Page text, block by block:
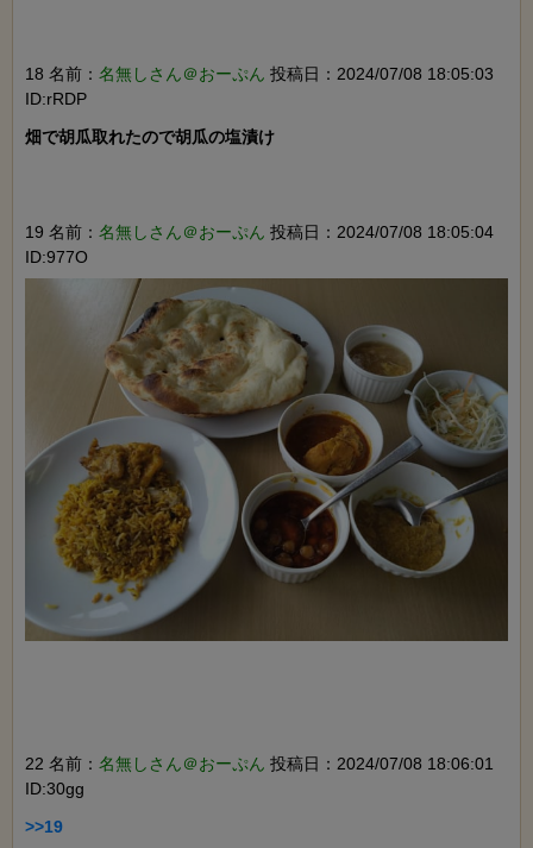
18 名前： 名無しさん＠おーぷん 投稿日：2024/07/08 18:05:03
ID:rRDP
畑で胡瓜取れたので胡瓜の塩漬け
19 名前： 名無しさん＠おーぷん 投稿日：2024/07/08 18:05:04
ID:977O
22 名前： 名無しさん＠おーぷん 投稿日：2024/07/08 18:06:01
ID:30gg
>>19